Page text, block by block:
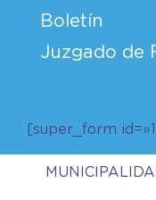
Boletín
Juzgado de
[super_form